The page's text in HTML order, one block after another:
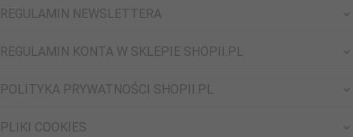
REGULAMIN NEWSLETTERA
REGULAMIN KONTA W SKLEPIE SHOPII.PL
POLITYKA PRYWATNOŚCI SHOPII.PL
PLIKI COOKIES